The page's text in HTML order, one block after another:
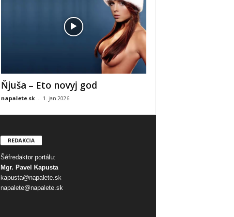
Ňjuša – Eto novyj god
napalete.sk - 1. jan 2026
REDAKCIA
Šéfredaktor portálu:
Mgr. Pavel Kapusta
kapusta@napalete.sk
napalete@napalete.sk